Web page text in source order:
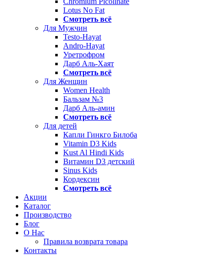
Lotus No Fat
Смотреть всё
Для Мужчин
Testo-Hayat
Andro-Hayat
Уретрофром
Дарб Аль-Хаят
Смотреть всё
Для Женщин
Women Health
Бальзам №3
Дарб Аль-амин
Смотреть всё
Для детей
Капли Гинкго Билоба
Vitamin D3 Kids
Kust Al Hindi Kids
Витамин D3 детский
Sinus Kids
Кордексин
Смотреть всё
Акции
Каталог
Производство
Блог
О Нас
Правила возврата товара
Контакты